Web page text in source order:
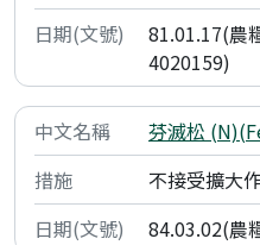
81.01.17(農
4020159)
芬滅松
不接受擴大
84.03.02(農